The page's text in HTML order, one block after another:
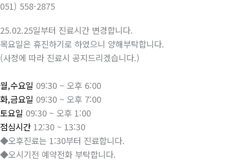
051) 558-2875
25.02.25일부터 진료시간 변경합니다.
목요일은 휴진하기로 하였으니 양해부탁합니다.
(사정에 따라 진료시 공지드리겠습니다.)
월,수요일 09:30 ~ 오후 6:00
화,금요일 09:30 ~ 오후 7:00
토요일 09:30 ~ 오후 1:00
점심시간 12:30 ~ 13:30
◆오후진료는 1:30부터 진료합니다.
◆오시기전 예약전화 부탁합니다.